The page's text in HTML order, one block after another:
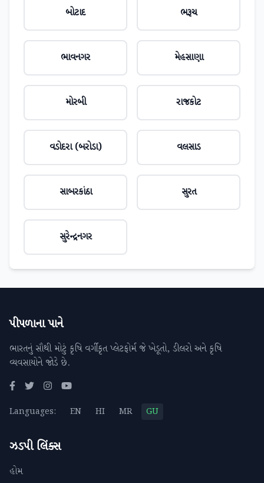
બોટાદ ભરૂચ
ભાવનગર મેહસાણા
મોરબી રાજકોટ
વડોદરા (બરોડા) વલસાડ
સાબરકાંઠા સુરત
સુરેન્દ્રનગર
પીપળાના પાને
ભારતનું સૌથી મોટું કૃષિ વર્ગીકૃત પ્લેટફોર્મ જે ખેડૂતો, ડીલરો અને કૃષિ
વ્યવસાયોને જોડે છે.
Languages: EN HI MR GU
ઝડપી લિંક્સ
હોમ